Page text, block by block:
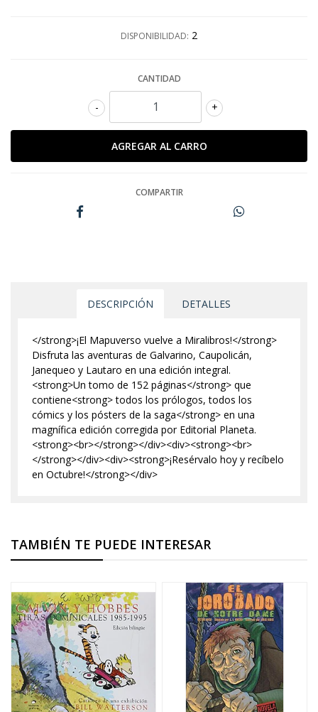
DISPONIBILIDAD: 2
CANTIDAD
+
-
COMPARTIR
DESCRIPCIÓN DETALLES
</strong>¡El Mapuverso vuelve a Miralibros!</strong>
Disfruta las aventuras de Galvarino, Caupolicán,
Janequeo y Lautaro en una edición integral.
<strong>Un tomo de 152 páginas</strong> que
contiene<strong> todos los prólogos, todos los
cómics y los pósters de la saga</strong> en una
magnífica edición corregida por Editorial Planeta.
<strong><br></strong></div><div><strong><br>
</strong></div><div><strong>¡Resérvalo hoy y recíbelo
en Octubre!</strong></div>
TAMBIÉN TE PUEDE INTERESAR